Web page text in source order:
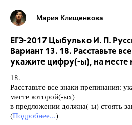
Мария Клищенкова
ЕГЭ-2017 Цыбулько И. П.
Вариант 13. 18. Расставьте
укажите цифру(-ы), на месте
18.
Расставьте все знаки препинания:
месте которой(-ых)
в предложении должна(-ы) стоять
(Подробнее...)